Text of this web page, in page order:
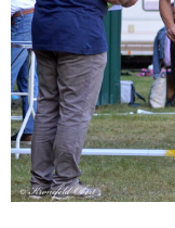
n
V
D
H
-